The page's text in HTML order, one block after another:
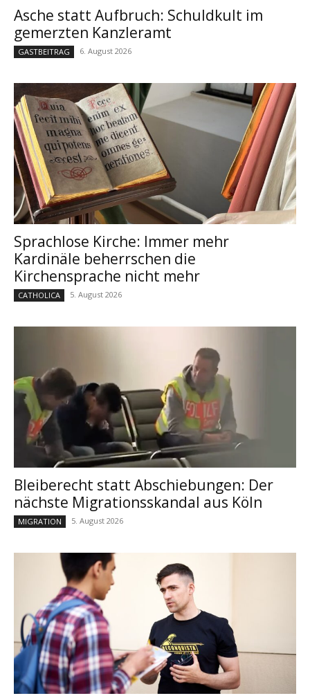
Asche statt Aufbruch: Schuldkult im
gemerzten Kanzleramt
GASTBEITRAG 6. August 2026
Sprachlose Kirche: Immer mehr
Kardinäle beherrschen die
Kirchensprache nicht mehr
CATHOLICA 5. August 2026
Bleiberecht statt Abschiebungen: Der
nächste Migrationsskandal aus Köln
MIGRATION 5. August 2026